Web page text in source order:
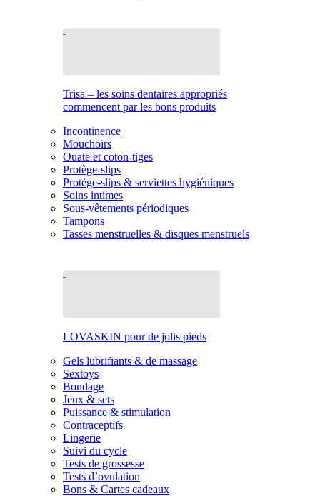
Trisa – les soins dentaires appropriés
commencent par les bons produits
Incontinence
Mouchoirs
Ouate et coton-tiges
Protège-slips
Protège-slips & serviettes hygiéniques
Soins intimes
Sous-vêtements périodiques
Tampons
Tasses menstruelles & disques menstruels
LOVASKIN pour de jolis pieds
Gels lubrifiants & de massage
Sextoys
Bondage
Jeux & sets
Puissance & stimulation
Contraceptifs
Lingerie
Suivi du cycle
Tests de grossesse
Tests d’ovulation
Bons & Cartes cadeaux